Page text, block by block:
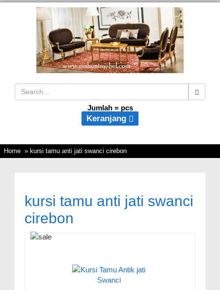
Jumlah = pcs
Keranjang
Home » kursi tamu anti jati swanci cirebon
kursi tamu anti jati swanci
cirebon